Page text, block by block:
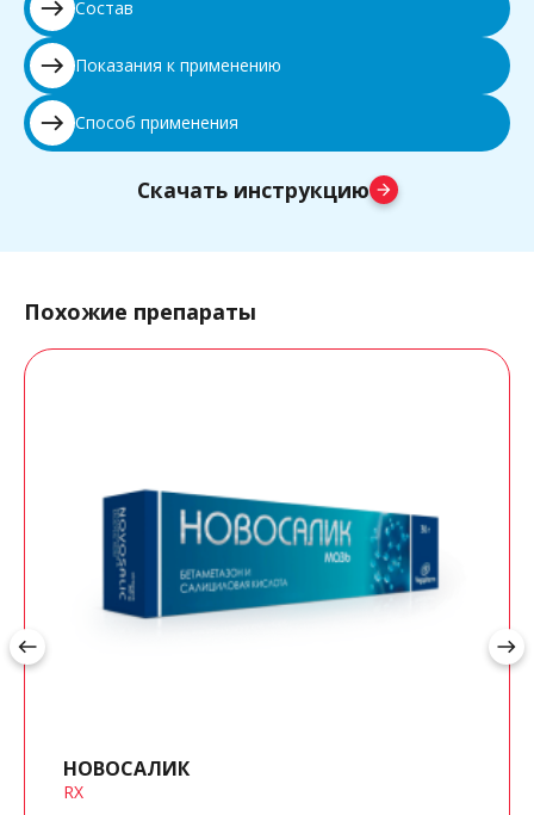
east Состав
east Показания к применению
east Способ применения
Скачать инструкцию arrow_forward
Похожие препараты
НОВОСАЛИК
RX
west east